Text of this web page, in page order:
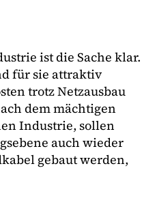
ist die Sache klar.
für sie attraktiv
trotz Netzausbau
dem mächtigen
Industrie, sollen
auch wieder
gebaut werden,